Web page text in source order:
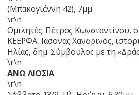
(Μπακογιάννη 42), 7μμ
\r\n
Ομιλητές: Πέτρος Κωνσταντίνου,
ΚΕΕΡΦΑ, Ιάσονας Χανδρινός,
Ηλίας, δημ. Σύμβουλος με τη
\r\n
ΑΝΩ ΛΙΟΣΙΑ
\r\n